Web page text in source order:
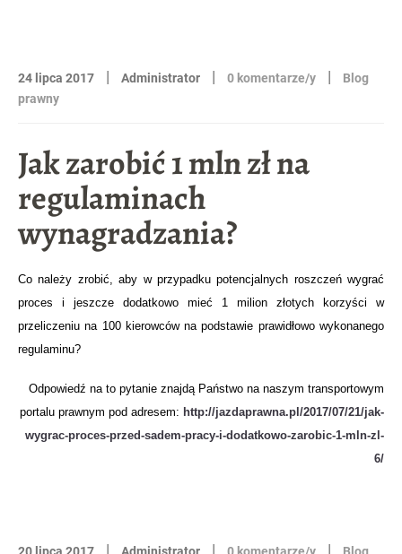
24 lipca 2017 | Administrator | 0 komentarze/y |
Blog
prawny
Jak zarobić 1 mln zł na
regulaminach
wynagradzania?
Co należy zrobić, aby w przypadku potencjalnych roszczeń wygrać
proces i jeszcze dodatkowo mieć 1 milion złotych korzyści w
przeliczeniu na 100 kierowców na podstawie prawidłowo wykonanego
regulaminu?
Odpowiedź na to pytanie znajdą Państwo na naszym transportowym
portalu prawnym pod adresem: http://jazdaprawna.pl/2017/07/21/jak-
wygrac-proces-przed-sadem-pracy-i-dodatkowo-zarobic-1-mln-zl-
6/
| | |